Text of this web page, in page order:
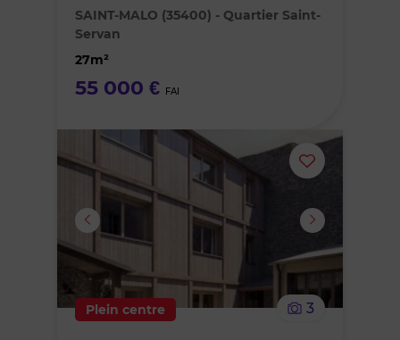
des
SAINT-MALO (35400) - Quartier Saint-
Servan
27m²
55 000 € FAI
Ajouter
ou
supprimer
Plein centre 3